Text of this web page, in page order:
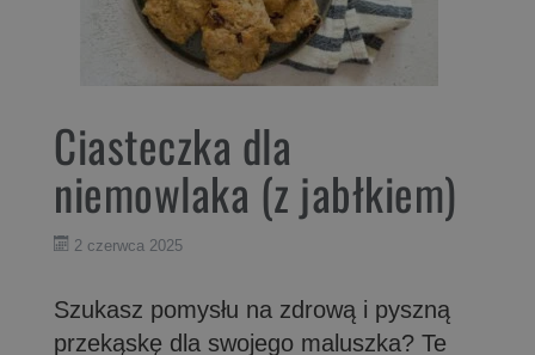
Ciasteczka dla
niemowlaka (z jabłkiem)
2 czerwca 2025
Szukasz pomysłu na zdrową i pyszną
przekąskę dla swojego maluszka? Te